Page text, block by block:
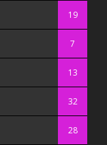
19
7
13
32
28